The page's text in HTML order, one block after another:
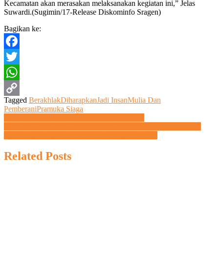
Kecamatan akan merasakan melaksanakan kegiatan ini,” Jelas
Suwardi.(Sugimin/17-Release Diskominfo Sragen)
Bagikan ke:
Facebook
Twitter
WhatsApp
Copy
Tagged BerakhlakDiharapkanJadi InsanMulia Dan
PemberaniPramuka Siaga
Navigasi
pos
Related Posts